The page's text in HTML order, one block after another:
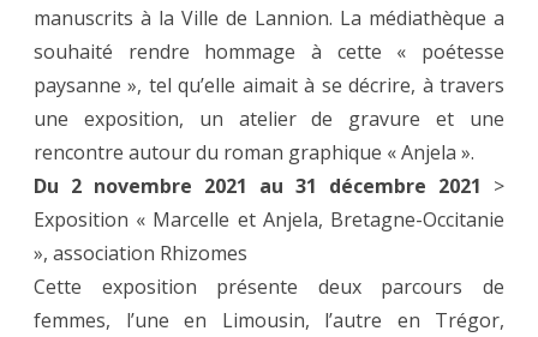
manuscrits à la Ville de Lannion. La médiathèque a
souhaité rendre hommage à cette « poétesse
paysanne », tel qu’elle aimait à se décrire, à travers
une exposition, un atelier de gravure et une
rencontre autour du roman graphique « Anjela ».
Du 2 novembre 2021 au 31 décembre 2021 >
Exposition « Marcelle et Anjela, Bretagne-Occitanie
», association Rhizomes
Cette exposition présente deux parcours de
femmes, l’une en Limousin, l’autre en Trégor,